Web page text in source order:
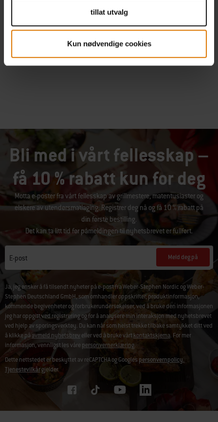
tillat utvalg
Kun nødvendige cookies
Bli med i vårt fellesskap –
få 10 % rabatt kun for deg
Motta e-poster fra vårt fellesskap av grillmestere, matentusiaster og
elskere av utendørsmatlaging. Registrer deg nå og få 10 % rabatt på
din første bestilling.
Det kan ta litt tid før påmeldingen til nyhetsbrevet er fullført.
E-post Meld deg på
Ja, jeg ønsker å få tilsendt nyheter på e-post fra Weber-Stephen Nordic og Weber-
Stephen Deutschland GmbH, som omhandler oppskrifter, produktinformasjon,
kommende begivenheter og forbrukerundersøkelser, ved å bruke den informasjonen
jeg har oppgitt ved registrering og for å analysere min interaksjon med nyhetsbrevet
ved hjelp av sporingsverktøy. Du kan når som helst trekke tilbake samtykket ditt ved
å klikke påavmeld nyhetsbreveller ved å bruke vårtkontaktskjema. For mer
informasjon, vennligst les vårepersonvernerklæring.
Dette nettstedet er beskyttet av reCAPTCHA og Googlespersonvernpolicy.
Tjenestevilkårgjelder.